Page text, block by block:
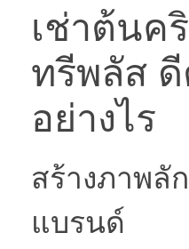
เช่าต้นค
ทรีพลัส
อย่างไร
สร้างภาพ
แบรนด์